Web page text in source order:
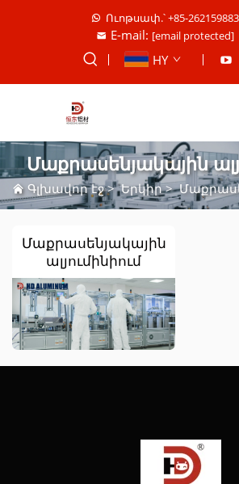
Ուոթսափ.՝ +85-262159883
E-mail: [email protected]
HY
Մաքրասենյակային
Գլխավոր էջ>Երկիր>
Մաքրասենյակային
ալյումինիում